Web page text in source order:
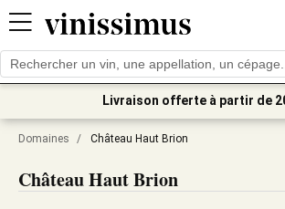
Livraison offerte à partir de
Domaines / Château Haut Brion
Château Haut Brion